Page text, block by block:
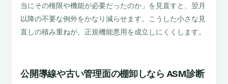
当にその権限や機能が必要だったのか」を見直すと、翌月
以降の不要な例外をかなり減らせます。こうした小さな見
直しの積み重ねが、正規機能悪用を成立しにくくします。
公開導線や古い管理面の棚卸しなら ASM診断